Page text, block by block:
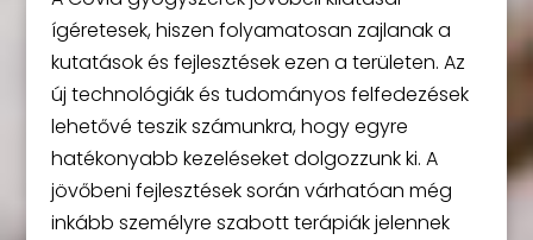
ígéretesek, hiszen folyamatosan zajlanak a
kutatások és fejlesztések ezen a területen. Az
új technológiák és tudományos felfedezések
lehetővé teszik számunkra, hogy egyre
hatékonyabb kezeléseket dolgozzunk ki. A
jövőbeni fejlesztések során várhatóan még
inkább személyre szabott terápiák jelennek